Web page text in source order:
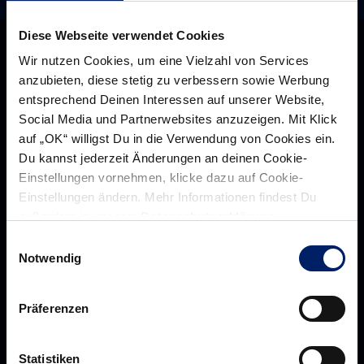
Diese Webseite verwendet Cookies
Wir nutzen Cookies, um eine Vielzahl von Services
anzubieten, diese stetig zu verbessern sowie Werbung
entsprechend Deinen Interessen auf unserer Website,
Social Media und Partnerwebsites anzuzeigen. Mit Klick
auf „OK“ willigst Du in die Verwendung von Cookies ein.
Du kannst jederzeit Änderungen an deinen Cookie-
Einstellungen vornehmen, klicke dazu auf Cookie-
Einstellungen ändern. Mehr Informationen findest Du
Notwendig
Präferenzen
Statistiken
uns
Werte der Löwen